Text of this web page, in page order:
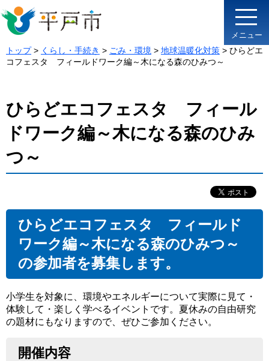
メニュー
トップ> くらし・手続き > ごみ・環境 > 地球温暖化対策 > ひらどエ
コフェスタ フィールドワーク編～木になる森のひみつ～
ひらどエコフェスタ フィール
ドワーク編～木になる森のひみ
つ～
ひらどエコフェスタ フィールド
ワーク編～木になる森のひみつ～
の参加者を募集します。
小学生を対象に、環境やエネルギーについて実際に見て・
体験して・楽しく学べるイベントです。夏休みの自由研究
の題材にもなりますので、ぜひご参加ください。
開催内容